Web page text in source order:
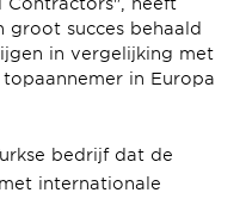
groot succes behaald
in vergelijking met
in Europa
bedrijf dat de
internationale